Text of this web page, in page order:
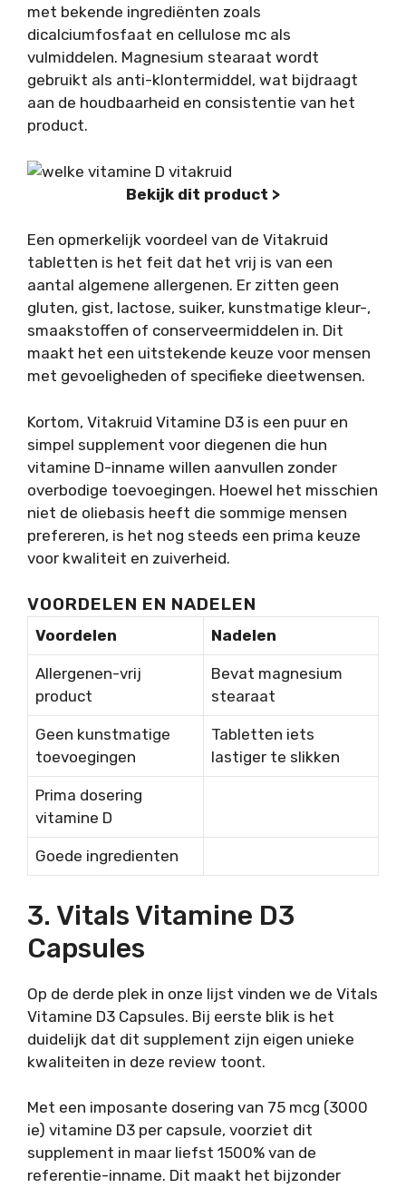
met bekende ingrediënten zoals
dicalciumfosfaat en cellulose mc als
vulmiddelen. Magnesium stearaat wordt
gebruikt als anti-klontermiddel, wat bijdraagt
aan de houdbaarheid en consistentie van het
product.
Bekijk dit product >
Een opmerkelijk voordeel van de Vitakruid
tabletten is het feit dat het vrij is van een
aantal algemene allergenen. Er zitten geen
gluten, gist, lactose, suiker, kunstmatige kleur-,
smaakstoffen of conserveermiddelen in. Dit
maakt het een uitstekende keuze voor mensen
met gevoeligheden of specifieke dieetwensen.
Kortom, Vitakruid Vitamine D3 is een puur en
simpel supplement voor diegenen die hun
vitamine D-inname willen aanvullen zonder
overbodige toevoegingen. Hoewel het misschien
niet de oliebasis heeft die sommige mensen
prefereren, is het nog steeds een prima keuze
voor kwaliteit en zuiverheid.
VOORDELEN EN NADELEN
Voordelen Nadelen
Allergenen-vrij
product
Bevat magnesium
stearaat
Geen kunstmatige
toevoegingen
Tabletten iets
lastiger te slikken
Prima dosering
vitamine D
Goede ingredienten
3. Vitals Vitamine D3
Capsules
Op de derde plek in onze lijst vinden we de Vitals
Vitamine D3 Capsules. Bij eerste blik is het
duidelijk dat dit supplement zijn eigen unieke
kwaliteiten in deze review toont.
Met een imposante dosering van 75 mcg (3000
ie) vitamine D3 per capsule, voorziet dit
supplement in maar liefst 1500% van de
referentie-inname. Dit maakt het bijzonder